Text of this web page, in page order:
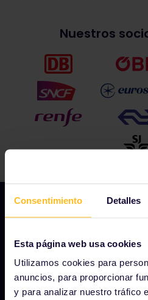
Consentimiento Detalles
Esta página web usa cookies
Utilizamos cookies para
anuncios, para proporcionar
y para analizar nuestro tráfico
Nuestros
NUESTRA COMPAÑÍA
Quiénes somos
Carreras profesionales